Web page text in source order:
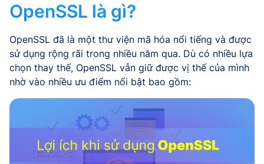
OpenSSL là gì?
OpenSSL đã là một thư viện mã hóa nổi tiếng và được
sử dụng rộng rãi trong nhiều năm qua. Dù có nhiều lựa
chọn thay thế, OpenSSL vẫn giữ được vị thế của mình
nhờ vào nhiều ưu điểm nổi bật bao gồm: